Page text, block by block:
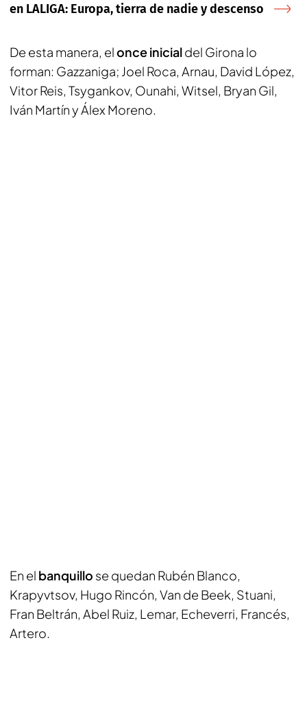
en LALIGA: Europa, tierra de nadie y descenso
De esta manera, elonce inicialdel Girona lo
forman: Gazzaniga; Joel Roca, Arnau, David López,
Vitor Reis, Tsygankov, Ounahi, Witsel, Bryan Gil,
Iván Martín y Álex Moreno.
En el banquillo se quedan Rubén Blanco,
Krapyvtsov, Hugo Rincón, Van de Beek, Stuani,
Fran Beltrán, Abel Ruiz, Lemar, Echeverri, Francés,
Artero.